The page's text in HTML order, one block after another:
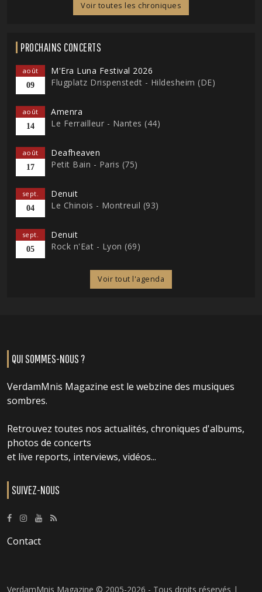
Voir toutes les chroniques
PROCHAINS CONCERTS
août
09
M'Era Luna Festival 2026
Flugplatz Drispenstedt - Hildesheim (DE)
août
14
Amenra
Le Ferrailleur - Nantes (44)
août
17
Deafheaven
Petit Bain - Paris (75)
sept.
04
Denuit
Le Chinois - Montreuil (93)
sept.
05
Denuit
Rock n'Eat - Lyon (69)
Voir tout l'agenda
QUI SOMMES-NOUS ?
VerdamMnis Magazine est le webzine des musiques
sombres.
Retrouvez toutes nos actualités, chroniques d'albums,
photos de concerts
et live reports, interviews, vidéos...
SUIVEZ-NOUS
Contact
VerdamMnis Magazine © 2005-2026 - Tous droits réservés |